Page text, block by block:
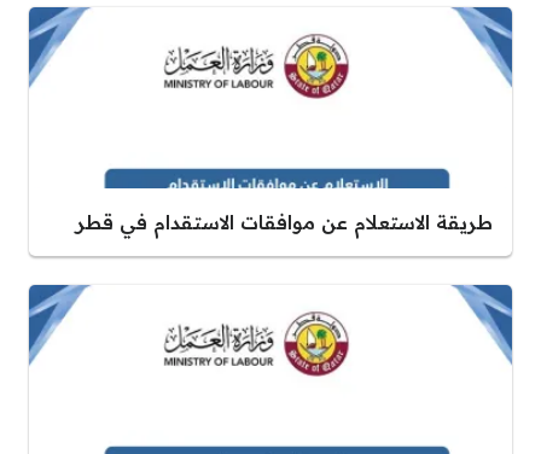
طريقة الاستعلام عن موافقات الاستقدام في قطر